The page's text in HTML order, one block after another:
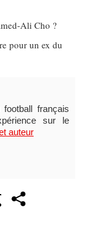
Ali Cho ?
pour un ex du
français
sur le
auteur